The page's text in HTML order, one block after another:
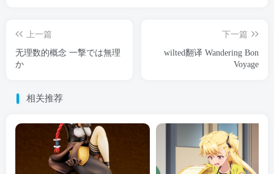
上一篇
无理数的概念 一撃では無理
か
下一篇
wilted翻译 Wandering Bon
Voyage
相关推荐